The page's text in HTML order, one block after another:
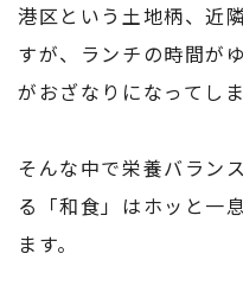
港区という土地柄、近
すが、ランチの時間が
がおざなりになってしま
そんな中で栄養バラン
る「和食」はホッと一
ます。